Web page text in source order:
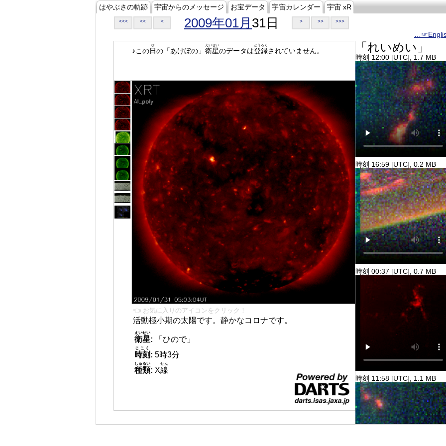
はやぶさの軌跡 宇宙からのメッセージ お宝データ 宇宙カレンダー 宇宙 xR
<<< << < 2009年01月 31日 > >> >>>
♪この日
ひ
の「あけぼの」 衛星
えいせい
のデータは登録
とうろく
されていません。
👈 お気に入りのアイコンをクリック！
活動極小期の太陽です。静かなコロナです。
衛星
えいせい
:
「ひので」
時刻
じこく
: 5時3分
種類
しゅるい
: X線
せん
「れいめい」
時刻 12:00 [UTC], 1.7 MB
時刻 16:59 [UTC], 0.2 MB
時刻 00:37 [UTC], 0.7 MB
時刻 11:58 [UTC], 1.1 MB